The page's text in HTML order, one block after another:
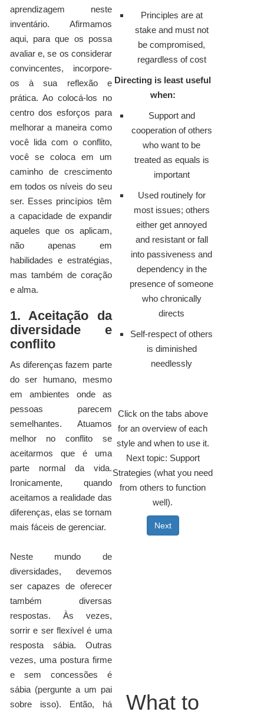
aprendizagem neste
inventário. Afirmamos
aqui, para que os possa
avaliar e, se os considerar
convincentes, incorpore-
os à sua reflexão e
prática. Ao colocá-los no
centro dos esforços para
melhorar a maneira como
você lida com o conflito,
você se coloca em um
caminho de crescimento
em todos os níveis do seu
ser. Esses princípios têm
a capacidade de expandir
aqueles que os aplicam,
não apenas em
habilidades e estratégias,
mas também de coração
e alma.
1. Aceitação da
diversidade e
conflito
As diferenças fazem parte
do ser humano, mesmo
em ambientes onde as
pessoas parecem
semelhantes. Atuamos
melhor no conflito se
aceitarmos que é uma
parte normal da vida.
Ironicamente, quando
aceitamos a realidade das
diferenças, elas se tornam
mais fáceis de gerenciar.
Neste mundo de
diversidades, devemos
ser capazes de oferecer
também diversas
respostas. Às vezes,
sorrir e ser flexível é uma
resposta sábia. Outras
vezes, uma postura firme
e sem concessões é
sábia (pergunte a um pai
sobre isso). Então, há
Principles are at
stake and must not
be compromised,
regardless of cost
Directing is least useful
when:
Support and
cooperation of others
who want to be
treated as equals is
important
Used routinely for
most issues; others
either get annoyed
and resistant or fall
into passiveness and
dependency in the
presence of someone
who chronically
directs
Self-respect of others
is diminished
needlessly
Click on the tabs above
for an overview of each
style and when to use it.
Next topic: Support
Strategies (what you need
from others to function
well).
Next
What to